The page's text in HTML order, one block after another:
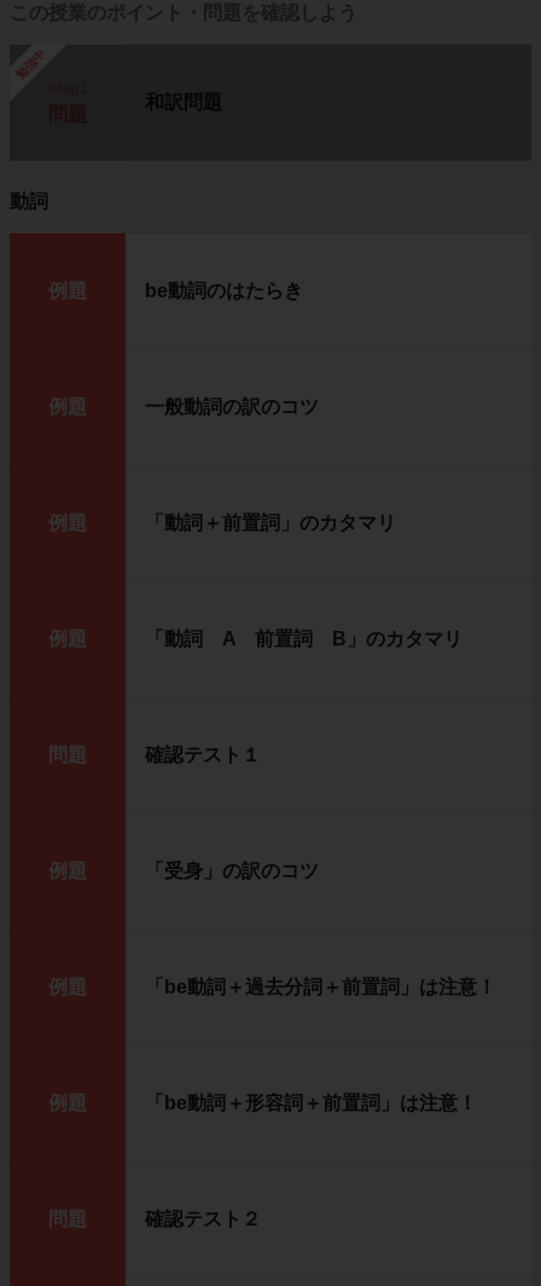
この授業のポイント・問題を確認しよう
勉強中
和訳問題
動詞
例題 be動詞のはたらき
例題 一般動詞の訳のコツ
例題 「動詞＋前置詞」のカタマリ
例題 「動詞 A 前置詞 B」のカタマリ
問題 確認テスト１
例題 「受身」の訳のコツ
例題 「be動詞＋過去分詞＋前置詞」は注意！
例題 「be動詞＋形容詞＋前置詞」は注意！
問題 確認テスト２